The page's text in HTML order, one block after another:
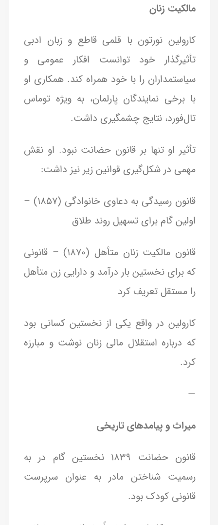
مالکیت زنان
کارولین نورتون با قلمی قاطع و زبان ادبی
تأثیرگذار خود توانست افکار عمومی و
سیاستمداران را با خود همراه کند. همکاری او
با برخی نمایندگان پارلمان، به ویژه توماس
تال‌فورد، نتایج چشمگیری داشت.
تأثیر او تنها بر قانون حضانت نبود. او نقش
مهمی در شکل‌گیری قوانین زیر نیز داشت:
قانون رسیدگی به دعاوی خانوادگی (۱۸۵۷) –
اولین گام برای تسهیل روند طلاق
قانون مالکیت زنان متأهل (۱۸۷۰) – قانونی
که برای نخستین بار درآمد و دارایی زن متأهل
را مستقل تعریف کرد
کارولین در واقع یکی از نخستین کسانی بود
که درباره استقلال مالی زنان نوشت و مبارزه
کرد.
—
میراث و پیامدهای تاریخی
قانون حضانت ۱۸۳۹ نخستین گام در به
رسمیت شناختن مادر به عنوان سرپرست
قانونی کودک بود.